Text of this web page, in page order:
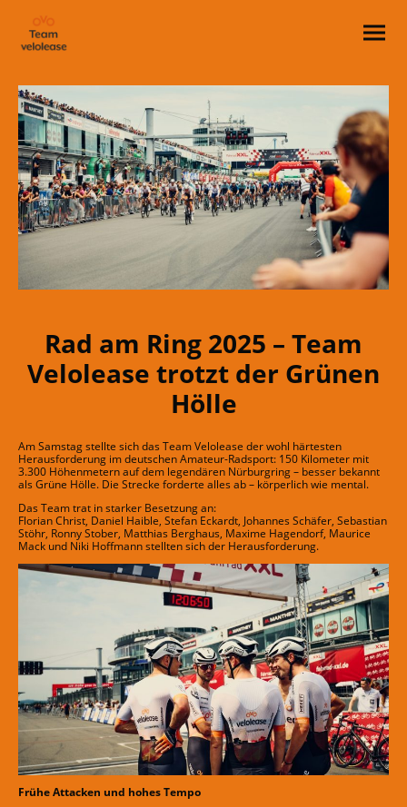
Rad am Ring 2025 – Team
Velolease trotzt der Grünen
Hölle
Am Samstag stellte sich das Team Velolease der wohl härtesten
Herausforderung im deutschen Amateur-Radsport: 150 Kilometer mit
3.300 Höhenmetern auf dem legendären Nürburgring – besser bekannt
als Grüne Hölle. Die Strecke forderte alles ab – körperlich wie mental.
Das Team trat in starker Besetzung an:
Florian Christ, Daniel Haible, Stefan Eckardt, Johannes Schäfer, Sebastian
Stöhr, Ronny Stober, Matthias Berghaus, Maxime Hagendorf, Maurice
Mack und Niki Hoffmann stellten sich der Herausforderung.
Frühe Attacken und hohes Tempo